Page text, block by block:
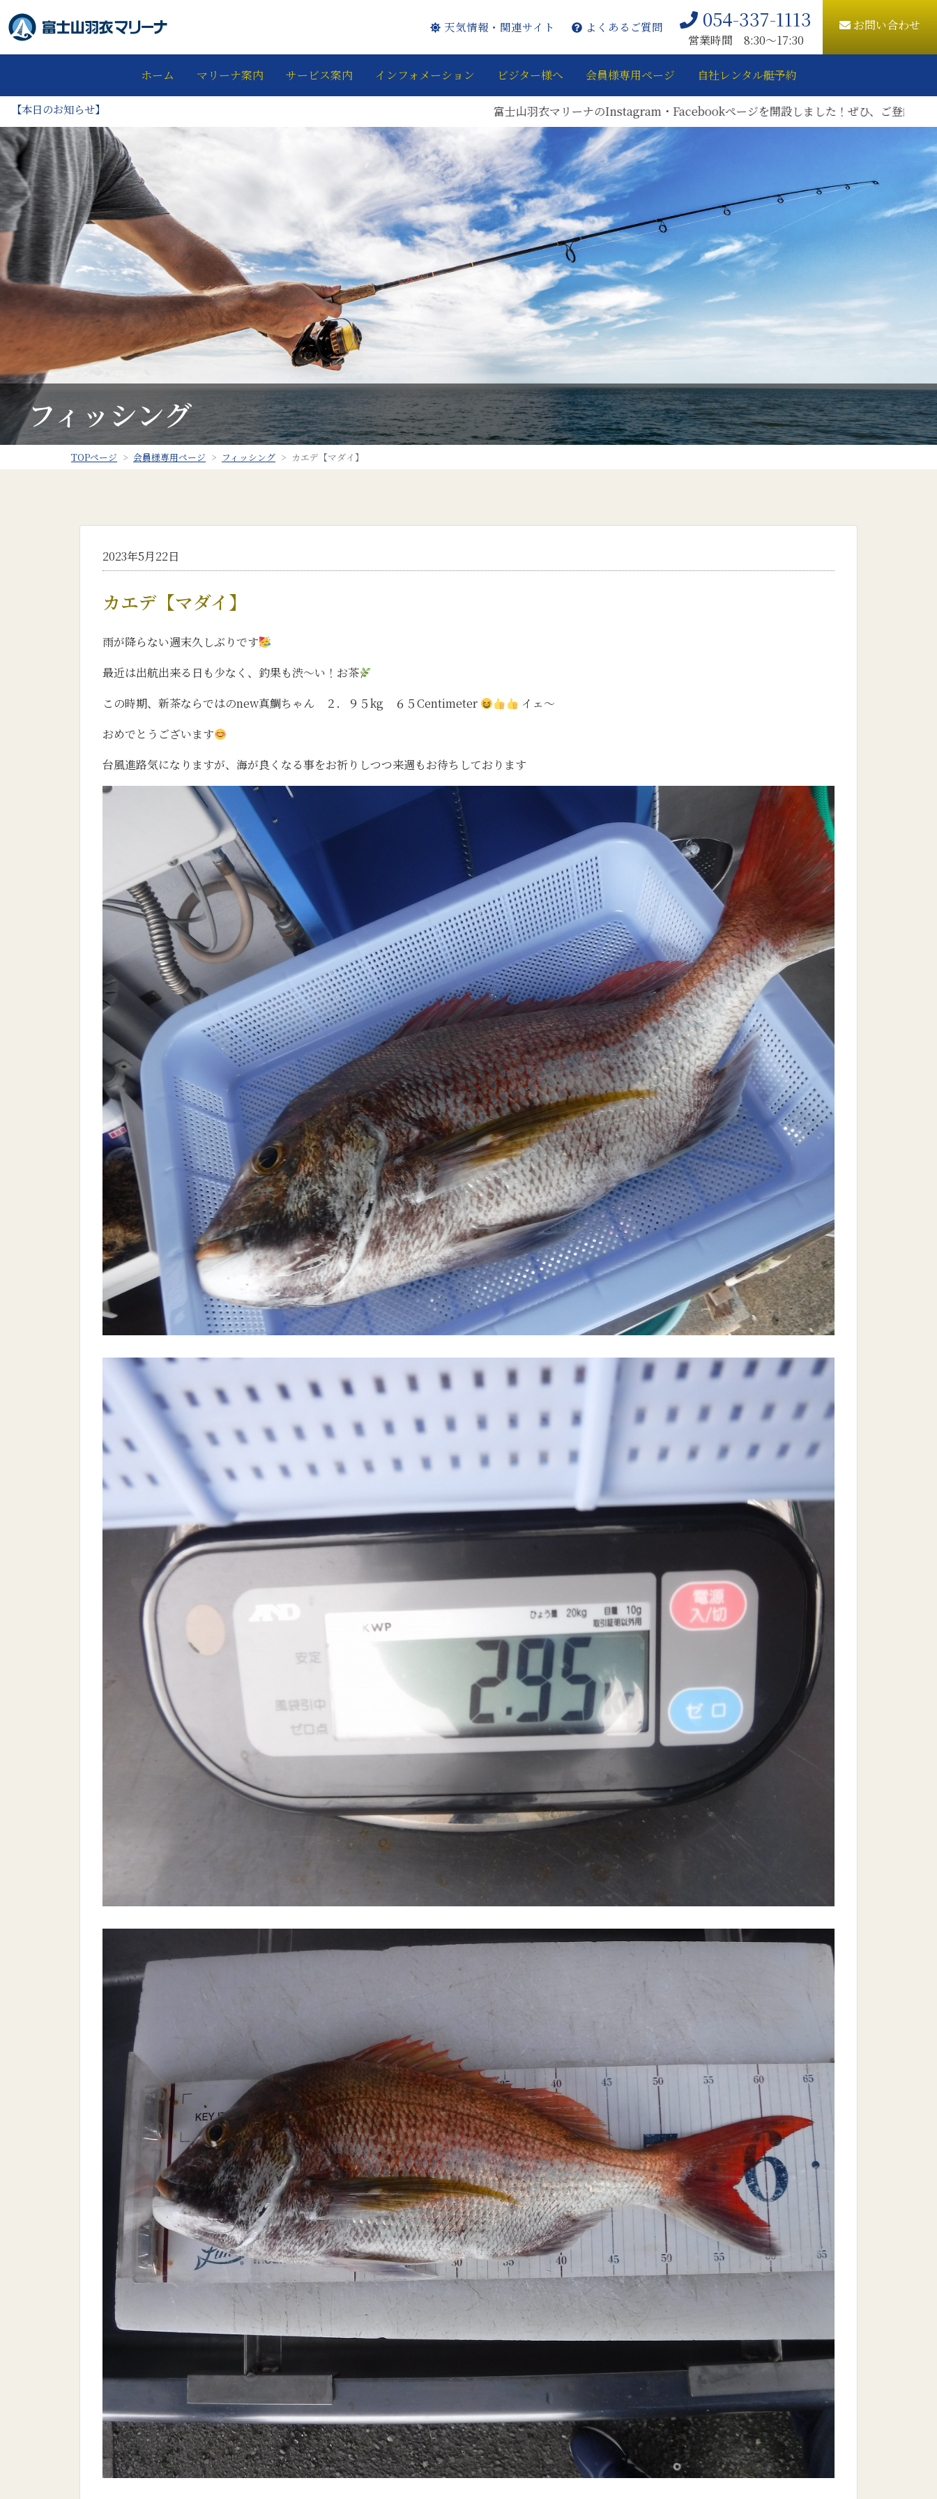
天気情報・関連サイト よくあるご質問 054-337-1113
営業時間 8:30〜17:30
お問い合わせ
ホーム マリーナ案内 サービス案内 インフォメーション ビジター様へ 会員様専用ページ 自社レンタル艇予約
【本日のお知らせ】 富士山羽衣マリーナのInstagram・Facebookページを開設しました！ぜひ、ご登録をお願いいたします。
フィッシング
TOPページ 会員様専用ページ フィッシング カエデ【マダイ】
2023年5月22日
カエデ【マダイ】
雨が降らない週末久しぶりです
最近は出航出来る日も少なく、釣果も渋～い！お茶
この時期、新茶ならではのnew真鯛ちゃん ２．９５kg ６５Centimeter
イェ～
おめでとうございます
台風進路気になりますが、海が良くなる事をお祈りしつつ来週もお待ちしております